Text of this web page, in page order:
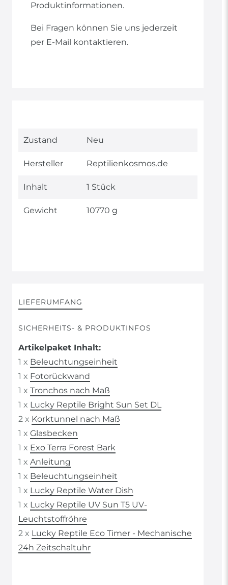
Produktinformationen.
Bei Fragen können Sie uns jederzeit
per E-Mail kontaktieren.
Technisches
Wert
Zustand Neu
Hersteller Reptilienkosmos.de
Inhalt 1 Stück
Gewicht 10770 g
LIEFERUMFANG
SICHERHEITS- & PRODUKTINFOS
Artikelpaket Inhalt:
1 x Beleuchtungseinheit
1 x Fotorückwand
1 x Tronchos nach Maß
1 x Lucky Reptile Bright Sun Set DL
2 x Korktunnel nach Maß
1 x Glasbecken
1 x Exo Terra Forest Bark
1 x Anleitung
1 x Beleuchtungseinheit
1 x Lucky Reptile Water Dish
1 x Lucky Reptile UV Sun T5 UV-
Leuchtstoffröhre
2 x Lucky Reptile Eco Timer - Mechanische
24h Zeitschaltuhr